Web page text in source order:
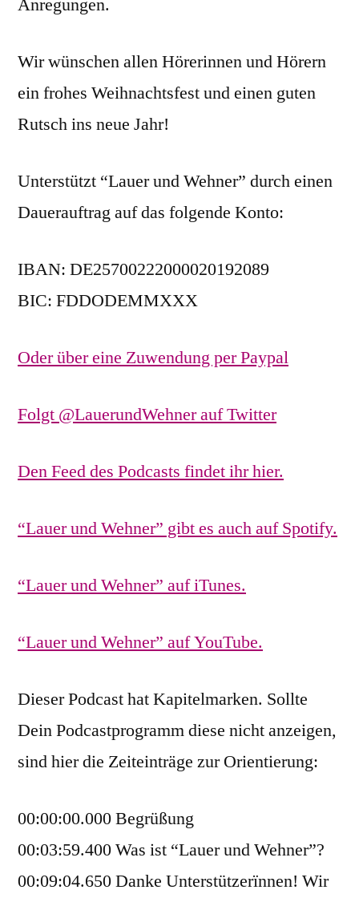
Wir wünschen allen Hörerinnen und Hörern
ein frohes Weihnachtsfest und einen guten
Rutsch ins neue Jahr!
Unterstützt “Lauer und Wehner” durch einen
Dauerauftrag auf das folgende Konto:
IBAN: DE25700222000020192089
BIC: FDDODEMMXXX
Oder über eine Zuwendung per Paypal
Folgt @LauerundWehner auf Twitter
Den Feed des Podcasts findet ihr hier.
“Lauer und Wehner” gibt es auch auf Spotify.
“Lauer und Wehner” auf iTunes.
“Lauer und Wehner” auf YouTube.
Dieser Podcast hat Kapitelmarken. Sollte
Dein Podcastprogramm diese nicht anzeigen,
sind hier die Zeiteinträge zur Orientierung:
00:00:00.000 Begrüßung
00:03:59.400 Was ist “Lauer und Wehner”?
00:09:04.650 Danke Unterstützerïnnen! Wir